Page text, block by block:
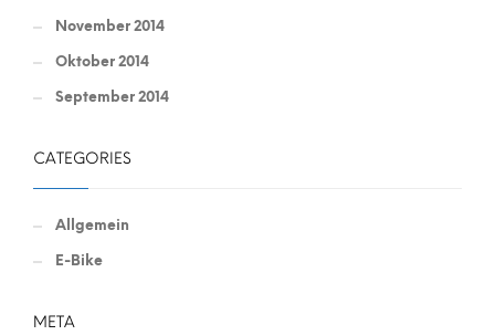
November 2014
Oktober 2014
September 2014
CATEGORIES
Allgemein
E-Bike
META